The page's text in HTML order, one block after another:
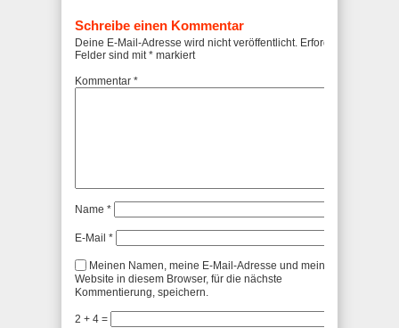
Schreibe einen Kommentar
Deine E-Mail-Adresse wird nicht veröffentlicht. Erforderliche
Felder sind mit* markiert
Kommentar *
Name *
E-Mail *
Meinen Namen, meine E-Mail-Adresse und meine
Website in diesem Browser, für die nächste
Kommentierung, speichern.
2 + 4 =